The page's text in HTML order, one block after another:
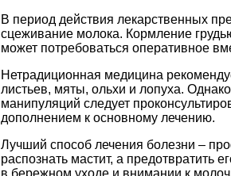
В период действия лекарственных
сцеживание молока. Кормление
может потребоваться оперативное
Нетрадиционная медицина
листьев, мяты, ольхи и лопуха.
манипуляций следует
дополнением к основному лечению.
Лучший способ лечения болезни –
распознать мастит, а предотвратить
в бережном уходе и внимании к